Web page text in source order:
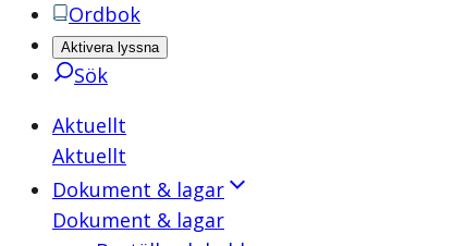
Ordbok
Aktivera lyssna
Sök
Aktuellt
Aktuellt
Dokument & lagar
Dokument & lagar